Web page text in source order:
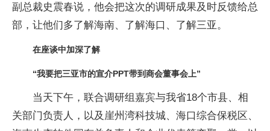
副总裁史震春说，他会把这次的调研成果及时反馈给总
部，让他们多了解海南、了解海口、了解三亚。
在座谈中加深了解
“我要把三亚市的宣介PPT带到商会董事会上”
当天下午，联合调研组嘉宾与我省18个市县、相
关部门负责人，以及崖州湾科技城、海口综合保税区、